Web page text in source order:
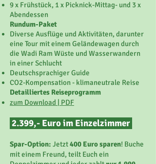
9 x Frühstück, 1 x Picknick-Mittag- und 3 x
Abendessen
Rundum-Paket
Diverse Ausflüge und Aktivitäten, darunter
eine Tour mit einem Geländewagen durch
die Wadi Ram Wüste und Wasserwandern
in einer Schlucht
Deutschsprachiger Guide
CO2-Kompensation - klimaneutrale Reise
Detailliertes Reiseprogramm
zum Download | PDF
2.399,- Euro im Einzelzimmer
Spar-Option: Jetzt400 Euro sparen! Buche
mit einem Freund, teilt Euch ein